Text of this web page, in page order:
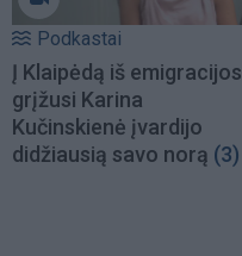
Podkastai
Į Klaipėdą iš emigracijos
grįžusi Karina
Kučinskienė įvardijo
didžiausią savo norą (3)